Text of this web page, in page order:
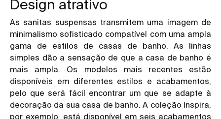
Design atrativo
As sanitas suspensas transmitem uma imagem de
minimalismo sofisticado compatível com uma ampla
gama de estilos de casas de banho. As linhas
simples dão a sensação de que a casa de banho é
mais ampla. Os modelos mais recentes estão
disponíveis em diferentes estilos e acabamentos,
pelo que será fácil encontrar um que se adapte à
decoração da sua casa de banho. A coleção Inspira,
por exemplo, está disponível em seis acabamentos